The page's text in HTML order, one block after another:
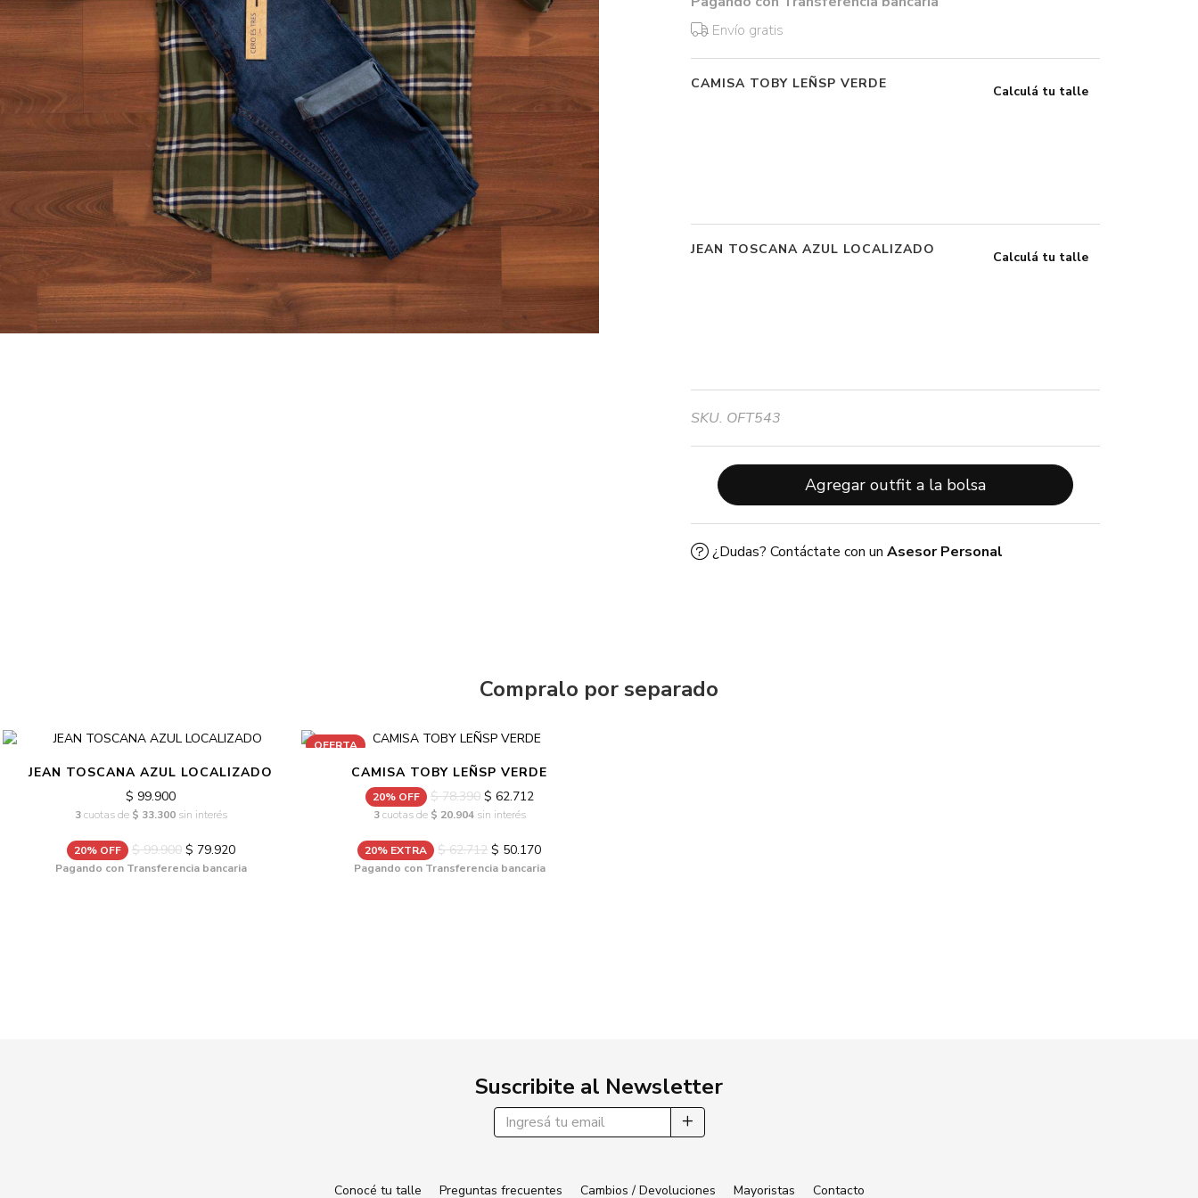
Envío gratis
Calculá tu talle
CAMISA TOBY LEÑSP VERDE
Calculá tu talle
JEAN TOSCANA AZUL LOCALIZADO
SKU. OFT543
Agregar outfit a la bolsa
¿Dudas? Contáctate con un Asesor Personal
Compralo por separado
JEAN TOSCANA AZUL LOCALIZADO
$ 99.900
3cuotas de $ 33.300 sin interés
20% OFF $ 99.900$ 79.920
Pagando con Transferencia bancaria
OFERTA
CAMISA TOBY LEÑSP VERDE
20% OFF $ 78.390$ 62.712
3cuotas de $ 20.904 sin interés
20% EXTRA $ 62.712 $ 50.170
Pagando con Transferencia bancaria
Suscribite al Newsletter
Conocé tu talle Preguntas frecuentes Cambios / Devoluciones Mayoristas Contacto